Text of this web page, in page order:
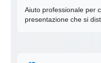
Aiuto professionale per
presentazione che si